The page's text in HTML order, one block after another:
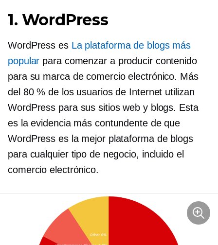
1. WordPress
WordPress es La plataforma de blogs más
popular para comenzar a producir contenido
para su marca de comercio electrónico. Más
del 80 % de los usuarios de Internet utilizan
WordPress para sus sitios web y blogs. Esta
es la evidencia más contundente de que
WordPress es la mejor plataforma de blogs
para cualquier tipo de negocio, incluido el
comercio electrónico.